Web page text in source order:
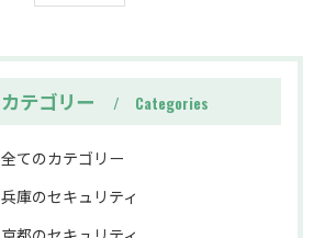
カテゴリー Categories
全てのカテゴリー
兵庫のセキュリティ